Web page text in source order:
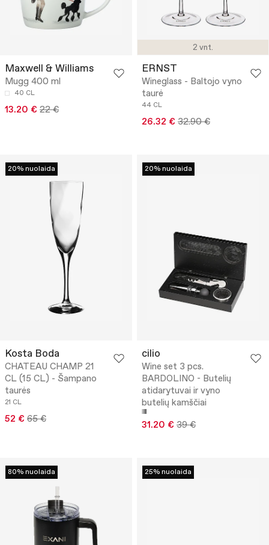
Maxwell & Williams
Mugg 400 ml
40 CL
13.20 € 22 €
2 vnt.
ERNST
Wineglass - Baltojo vyno
taurė
44 CL
26.32 € 32.90 €
20% nuolaida
Kosta Boda
CHATEAU CHAMP 21
CL (15 CL) - Šampano
taurės
21 CL
52 € 65 €
20% nuolaida
cilio
Wine set 3 pcs.
BARDOLINO - Butelių
atidarytuvai ir vyno
butelių kamščiai
31.20 € 39 €
80% nuolaida 25% nuolaida